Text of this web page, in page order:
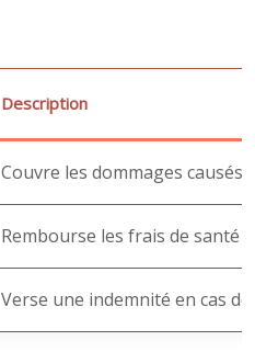
Description
Couvre les dommages causés
Rembourse les frais de santé
Verse une indemnité en cas de